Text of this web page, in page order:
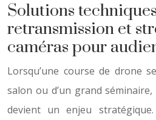
Solutions
retransmission et
caméras pour
Lorsqu’une course de drone
salon ou d’un grand
devient un enjeu